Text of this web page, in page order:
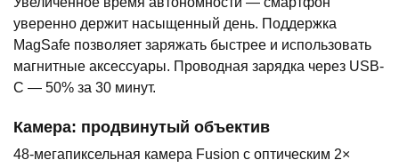
уверенно держит насыщенный день. Поддержка
MagSafe позволяет заряжать быстрее и использовать
магнитные аксессуары. Проводная зарядка через USB-
C — 50% за 30 минут.
Камера: продвинутый объектив
48-мегапиксельная камера Fusion с оптическим 2×